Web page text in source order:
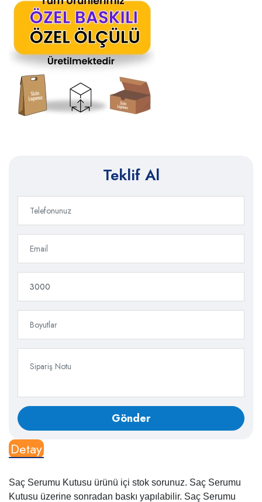
Teklif Al
Detay
Saç Serumu Kutusu ürünü içi stok sorunuz. Saç Serumu
Kutusu üzerine sonradan baskı yapılabilir. Saç Serumu